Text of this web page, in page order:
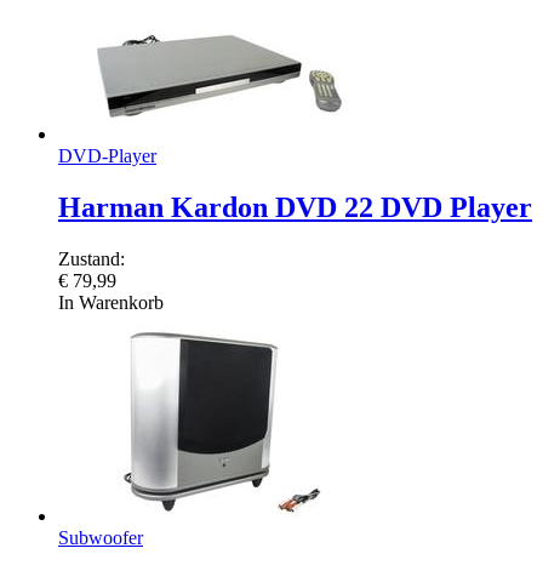
DVD-Player
Harman Kardon DVD 22 DVD Player
Zustand:
€ 79,99
In Warenkorb
Subwoofer